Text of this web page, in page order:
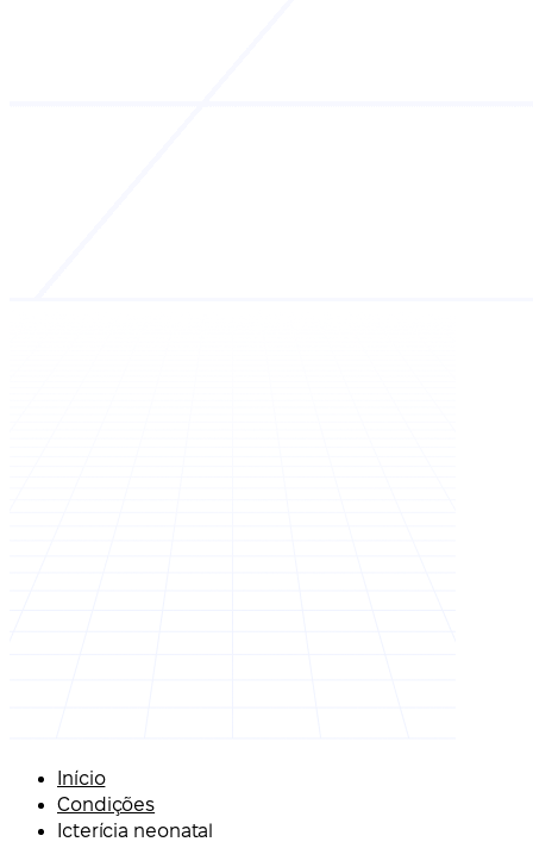
Início
Condições
Icterícia neonatal